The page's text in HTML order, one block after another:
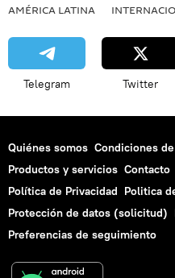
AMÉRICA LATINA
Telegram Twitter
Quiénes somos Condiciones
Productos y servicios Contacto
Política de Privacidad Politica
Protección de datos (solicitud)
Preferencias de seguimiento